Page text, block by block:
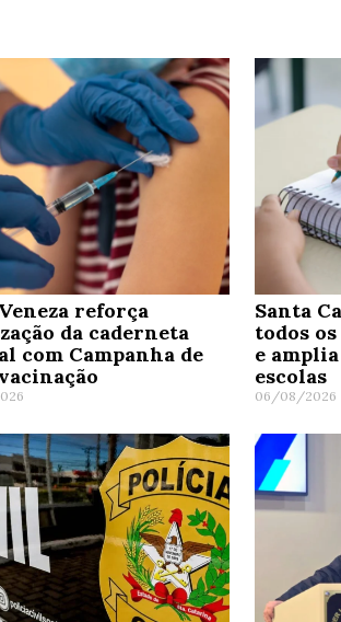
reforça
da caderneta
com Campanha de
Santa
todos
e
escolas
06/08/2026